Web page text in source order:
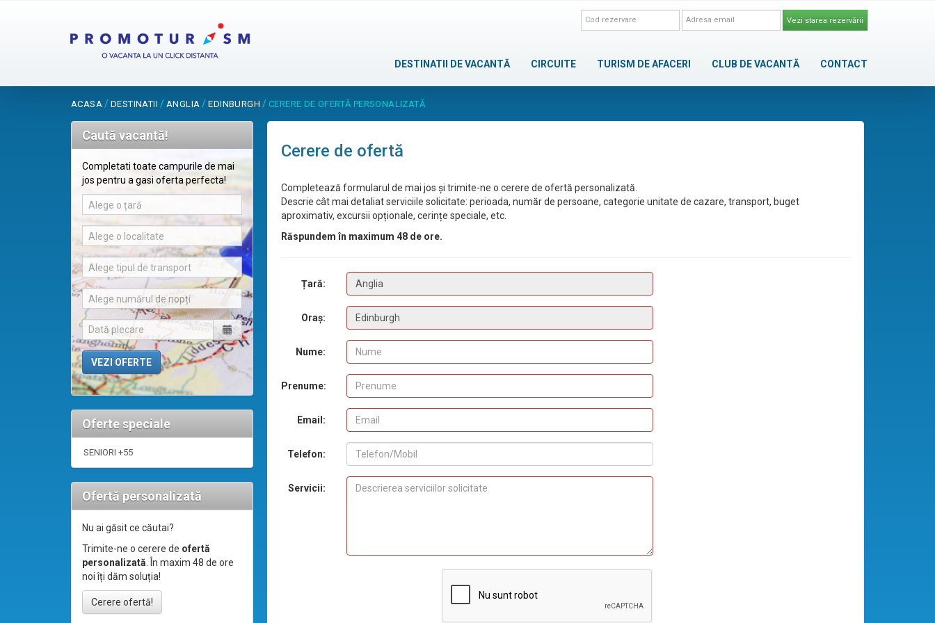
Vezi starea rezervării
DESTINATII DE VACANTĂ CIRCUITE TURISM DE AFACERI CLUB DE VACANTĂ CONTACT
ACASA / DESTINATII / ANGLIA /EDINBURGH / CERERE DE OFERTĂ PERSONALIZATĂ
Caută vacantă!
Completati toate campurile de mai
jos pentru a gasi oferta perfecta!
Alege o țară
Alege o localitate
Alege tipul de transport
Alege numărul de nopți
Oferte speciale
SENIORI +55
Ofertă personalizată
Nu ai găsit ce căutai?
Trimite-ne o cerere de ofertă
personalizată. În maxim 48 de ore
noi îți dăm soluția!
Cerere ofertă!
Cerere de ofertă
Completează formularul de mai jos și trimite-ne o cerere de ofertă personalizată.
Descrie cât mai detaliat serviciile solicitate: perioada, număr de persoane, categorie unitate de cazare, transport, buget
aproximativ, excursii opționale, cerințe speciale, etc.
Răspundem în maximum 48 de ore.
Țară:
Oraș:
Nume:
Prenume:
Email:
Telefon:
Servicii: